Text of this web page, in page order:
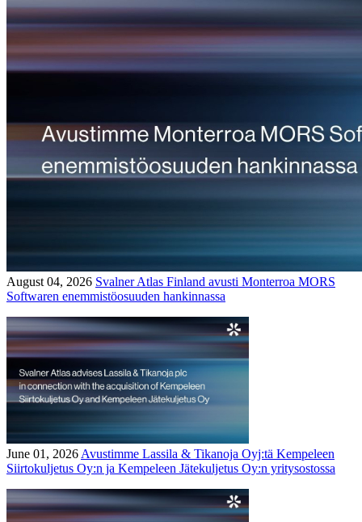
August 04, 2026 Svalner Atlas Finland avusti Monterroa MORS
Softwaren enemmistöosuuden hankinnassa
June 01, 2026 Avustimme Lassila & Tikanoja Oyj:tä Kempeleen
Siirtokuljetus Oy:n ja Kempeleen Jätekuljetus Oy:n yritysostossa